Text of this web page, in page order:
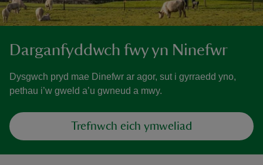
Darganfyddwch fwy yn Ninefwr
Dysgwch pryd mae Dinefwr ar agor, sut i gyrraedd yno,
pethau i’w gweld a’u gwneud a mwy.
Trefnwch eich ymweliad